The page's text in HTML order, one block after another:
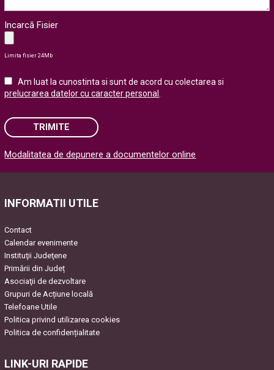
Incarcă Fisier
Limita fisier 24Mb
Am luat la cunostinta si sunt de acord cu colectarea si
prelucrarea datelor cu caracter personal
TRIMITE
Please leave this field empty.
Modalitatea de depunere a documentelor online
INFORMATII UTILE
Contact
Calendar evenimente
Instituţii Judeţene
Primării din Județ
Asociaţii de dezvoltare
Grupuri de Acțiune locală
Telefoane Utile
Politica privind utilizarea cookies
Politica de confidențialitate
LINK-URI RAPIDE